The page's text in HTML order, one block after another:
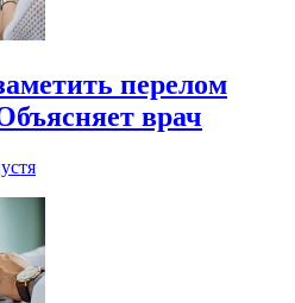
перелом
врач